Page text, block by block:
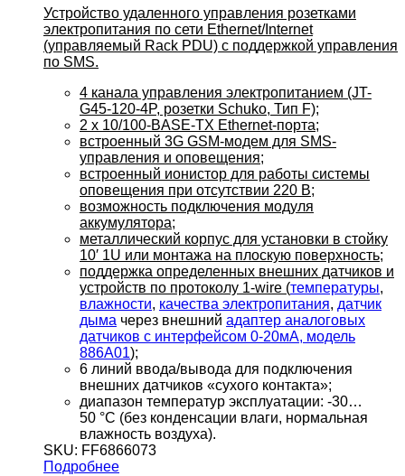
Устройство удаленного управления розетками
электропитания по сети Ethernet/Internet
(управляемый Rack PDU) c поддержкой управления
по SMS.
4 канала управления электропитанием (JT-
G45-120-4P, розетки Schuko, Тип F);
2 х 10/100-BASE-TX Ethernet-порта;
встроенный 3G GSM-модем для SMS-
управления и оповещения;
встроенный ионистор для работы системы
оповещения при отсутствии 220 В;
возможность подключения модуля
аккумулятора;
металлический корпус для установки в стойку
10′ 1U или монтажа на плоскую поверхность;
поддержка определенных внешних датчиков и
устройств по протоколу 1-wire (температуры,
влажности, качества электропитания, датчик
дыма через внешний адаптер аналоговых
датчиков с интерфейсом 0-20мА, модель
886A01);
6 линий ввода/вывода для подключения
внешних датчиков «сухого контакта»;
диапазон температур эксплуатации: -30…
50 °С (без конденсации влаги, нормальная
влажность воздуха).
SKU: FF6866073
Подробнее